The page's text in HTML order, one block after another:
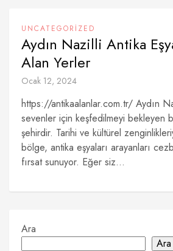
UNCATEGORIZED
Aydın Nazilli Antika
Alan Yerler
Ocak 12, 2024
https://antikaalanlar.com.tr/ Aydın
sevenler için keşfedilmeyi bekleyen
şehirdir. Tarihi ve kültürel
bölge, antika eşyaları arayanları
fırsat sunuyor. Eğer siz...
Ara
Ara